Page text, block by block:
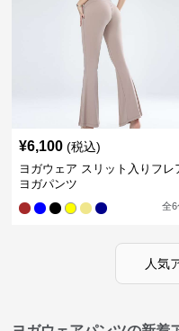
¥6,100 (税込)
ヨガウェア スリット入りフレ
ヨガパンツ
全6
人気